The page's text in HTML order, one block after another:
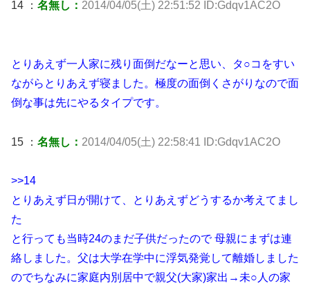
14 ： 名無し： 2014/04/05(土) 22:51:52 ID:Gdqv1AC2O
とりあえず一人家に残り面倒だなーと思い、タ○コをすい
ながらとりあえず寝ました。極度の面倒くさがりなので面
倒な事は先にやるタイプです。
15 ： 名無し： 2014/04/05(土) 22:58:41 ID:Gdqv1AC2O
>>14
とりあえず日が開けて、とりあえずどうするか考えてまし
た
と行っても当時24のまだ子供だったので 母親にまずは連
絡しました。父は大学在学中に浮気発覚して離婚しました
のでちなみに家庭内別居中で親父(大家)家出→未○人の家